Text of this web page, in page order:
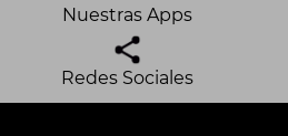
Nuestras Apps
Redes Sociales